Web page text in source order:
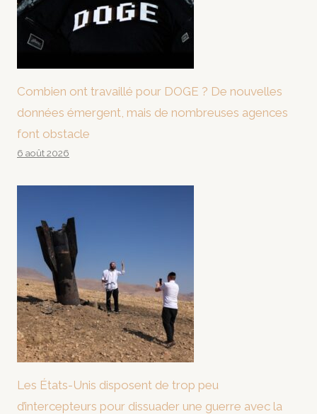
Combien ont travaillé pour DOGE ? De nouvelles
données émergent, mais de nombreuses agences
font obstacle
6 août 2026
Les États-Unis disposent de trop peu
d’intercepteurs pour dissuader une guerre avec la